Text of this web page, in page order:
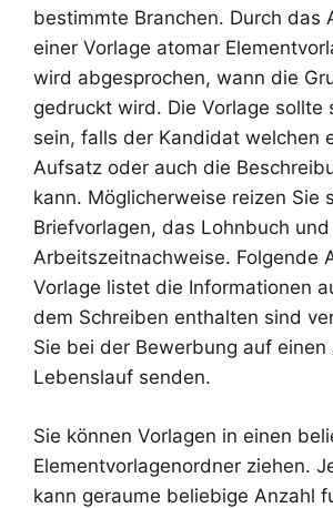
bestimmte Branchen. Durch das
einer Vorlage atomar
wird abgesprochen, wann die
gedruckt wird. Die Vorlage sollte
sein, falls der Kandidat welchen
Aufsatz oder auch die
kann. Möglicherweise reizen Sie
Briefvorlagen, das Lohnbuch
Arbeitszeitnachweise. Folgende
Vorlage listet die Informationen
dem Schreiben enthalten sind
Sie bei der Bewerbung auf einen
Lebenslauf senden.
Sie können Vorlagen in einen
Elementvorlagenordner ziehen.
kann geraume beliebige Anzahl